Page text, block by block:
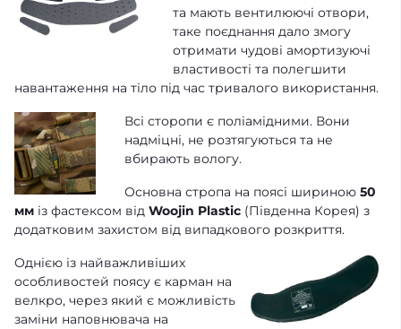
та мають вентилюючі отвори,
таке поєднання дало змогу
отримати чудові амортизуючі
властивості та полегшити
навантаження на тіло під час тривалого використання.
Всі сторопи є поліамідними. Вони
надміцні, не розтягуються та не
вбирають вологу.
Основна стропа на поясі шириною50
мм із фастексом від Woojin Plastic (Південна Корея) з
додатковим захистом від випадкового розкриття.
Однією із найважливіших
особливостей поясу є карман на
велкро, через який є можливість
заміни наповнювача на